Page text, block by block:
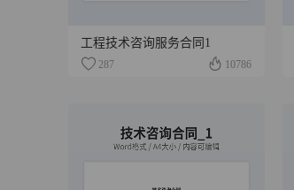
工程技术咨询服务合同1
287 10786